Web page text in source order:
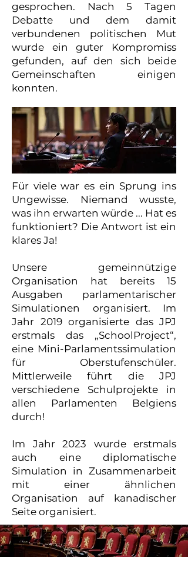
gesprochen. Nach 5 Tagen
Debatte und dem damit
verbundenen politischen Mut
wurde ein guter Kompromiss
gefunden, auf den sich beide
Gemeinschaften einigen
konnten.
Für viele war es ein Sprung ins
Ungewisse. Niemand wusste,
was ihn erwarten würde ... Hat es
funktioniert? Die Antwort ist ein
klares Ja!
Unsere gemeinnützige
Organisation hat bereits 15
Ausgaben parlamentarischer
Simulationen organisiert. Im
Jahr 2019 organisierte das JPJ
erstmals das „SchoolProject“,
eine Mini-Parlamentssimulation
für Oberstufenschüler.
Mittlerweile führt die JPJ
verschiedene Schulprojekte in
allen Parlamenten Belgiens
durch!
Im Jahr 2023 wurde erstmals
auch eine diplomatische
Simulation in Zusammenarbeit
mit einer ähnlichen
Organisation auf kanadischer
Seite organisiert.